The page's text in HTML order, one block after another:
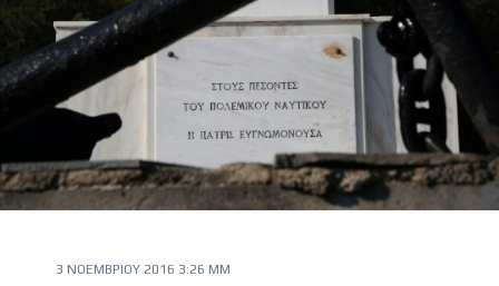
3 ΝΟΕΜΒΡΊΟΥ 2016 3:26 ΜΜ